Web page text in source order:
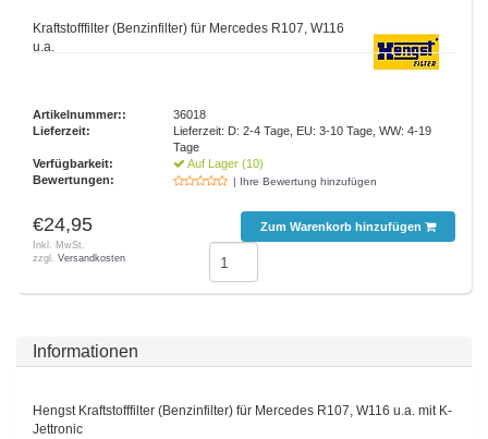
Kraftstofffilter (Benzinfilter) für Mercedes R107, W116
u.a.
Artikelnummer::
36018
Lieferzeit:
Lieferzeit: D: 2-4 Tage, EU: 3-10 Tage, WW: 4-19
Tage
Verfügbarkeit:
Auf Lager (10)
Bewertungen:
| Ihre Bewertung hinzufügen
€24,95
Inkl. MwSt.
zzgl. Versandkosten
Zum Warenkorb hinzufügen
Informationen
Hengst Kraftstofffilter (Benzinfilter) für Mercedes R107, W116 u.a. mit K-
Jettronic